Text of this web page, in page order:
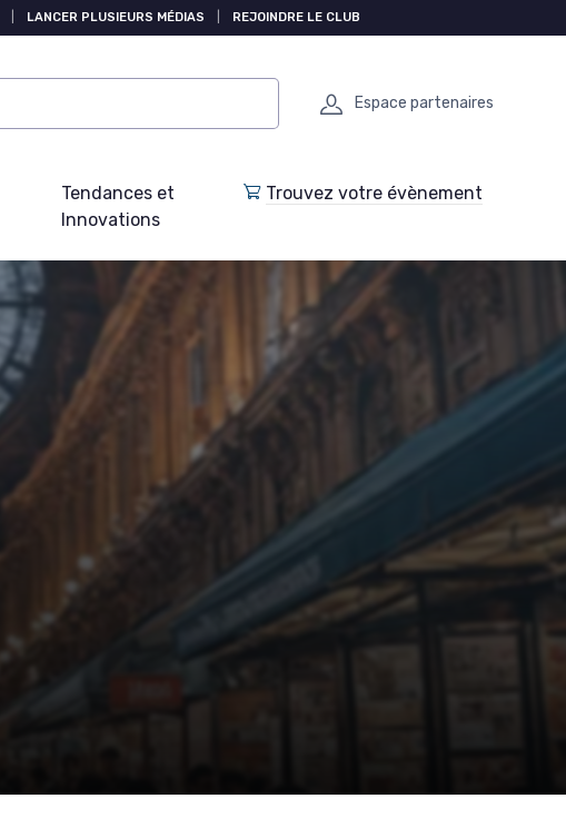
LANCER PLUSIEURS MÉDIAS REJOINDRE LE CLUB
Espace partenaires
Tendances et
Innovations
Trouvez votre évènement